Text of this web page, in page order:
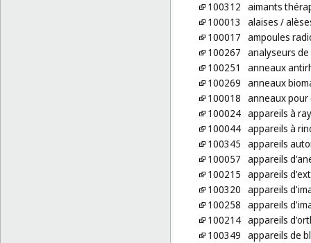
100312 aimants
100013
alaises /
100017 ampoules
100267 analyseurs
100251
anneaux
100269 anneaux
100018 anneaux pour
100024 appareils à
100044 appareils à
100345 appareils
100057 appareils
100215 appareils
100320 appareils
100258 appareils
100214 appareils
100349 appareils de